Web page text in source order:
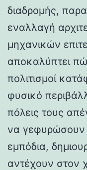
διαδρομής,
εναλλαγή
μηχανικών
αποκαλύπτει
πολιτισμοί
φυσικό
πόλεις τους
να γεφυρώσουν
εμπόδια,
αντέχουν στον